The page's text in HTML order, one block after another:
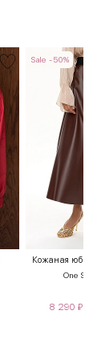
Sale -50%
Кожаная
One
8 290 ₽